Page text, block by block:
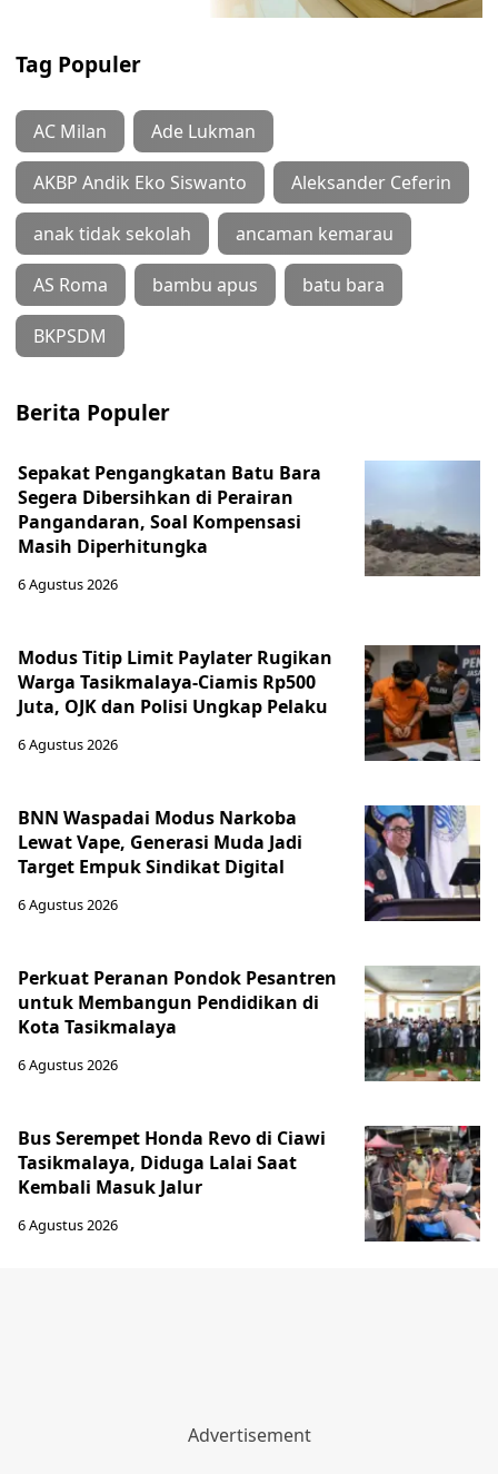
Tag Populer
AC Milan Ade Lukman
AKBP Andik Eko Siswanto Aleksander Ceferin
anak tidak sekolah ancaman kemarau
AS Roma bambu apus batu bara
BKPSDM
Berita Populer
Sepakat Pengangkatan Batu Bara
Segera Dibersihkan di Perairan
Pangandaran, Soal Kompensasi
Masih Diperhitungka
6 Agustus 2026
Modus Titip Limit Paylater Rugikan
Warga Tasikmalaya-Ciamis Rp500
Juta, OJK dan Polisi Ungkap Pelaku
6 Agustus 2026
BNN Waspadai Modus Narkoba
Lewat Vape, Generasi Muda Jadi
Target Empuk Sindikat Digital
6 Agustus 2026
Perkuat Peranan Pondok Pesantren
untuk Membangun Pendidikan di
Kota Tasikmalaya ‎
6 Agustus 2026
Bus Serempet Honda Revo di Ciawi
Tasikmalaya, Diduga Lalai Saat
Kembali Masuk Jalur
6 Agustus 2026